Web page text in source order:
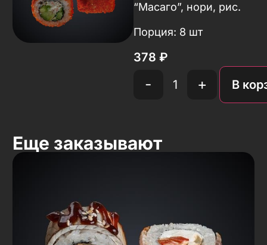
“Масаго”, нори, рис.
Порция: 8 шт
378 ₽
- + В
Еще заказывают